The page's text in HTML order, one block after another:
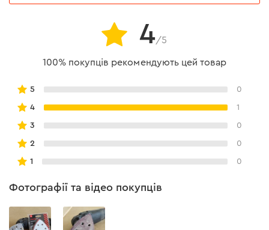
4/5
100% покупців рекомендують цей товар
5 0
4 1
3 0
2 0
1 0
Фотографії та відео покупців